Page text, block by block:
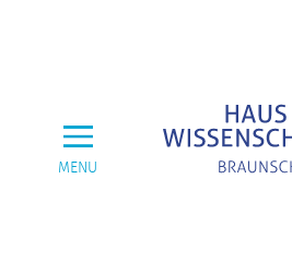
MENU